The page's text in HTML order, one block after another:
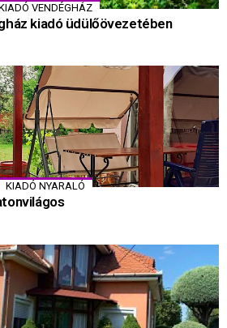
VENDÉGHÁZ
kiadó üdülőövezetében
KIADÓ NYARALÓ